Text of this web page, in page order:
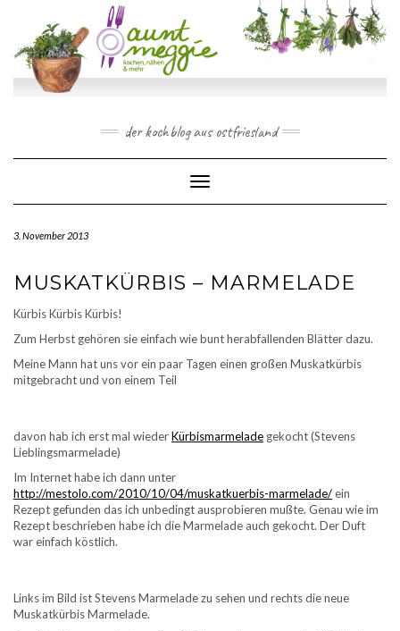
content
der kochblog aus ostfriesland
Toggle Navigation
3. November 2013
MUSKATKÜRBIS – MARMELADE
Kürbis Kürbis Kürbis!
Zum Herbst gehören sie einfach wie bunt herabfallenden Blätter dazu.
Meine Mann hat uns vor ein paar Tagen einen großen Muskatkürbis
mitgebracht und von einem Teil
davon hab ich erst mal wiederKürbismarmelade gekocht (Stevens
Lieblingsmarmelade)
Im Internet habe ich dann unter
http://mestolo.com/2010/10/04/muskatkuerbis-marmelade/ein
Rezept gefunden das ich unbedingt ausprobieren mußte. Genau wie im
Rezept beschrieben habe ich die Marmelade auch gekocht. Der Duft
war einfach köstlich.
Links im Bild ist Stevens Marmelade zu sehen und rechts die neue
Muskatkürbis Marmelade.